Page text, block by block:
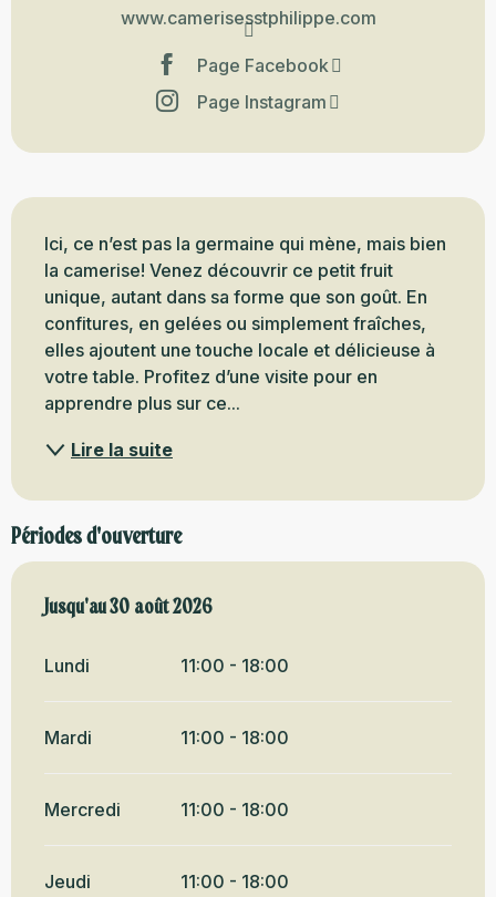
www.camerisesstphilippe.com
Page Facebook
Page Instagram
Description
Ici, ce n’est pas la germaine qui mène, mais bien
la camerise! Venez découvrir ce petit fruit
unique, autant dans sa forme que son goût. En
confitures, en gelées ou simplement fraîches,
elles ajoutent une touche locale et délicieuse à
votre table. Profitez d’une visite pour en
apprendre plus sur ce...
Lire la suite
Périodes d'ouverture
Du6 juin 2026au30 août 2026
Jusqu'au30 août 2026
Lundi 11:00 - 18:00
Mardi 11:00 - 18:00
Mercredi 11:00 - 18:00
Jeudi 11:00 - 18:00